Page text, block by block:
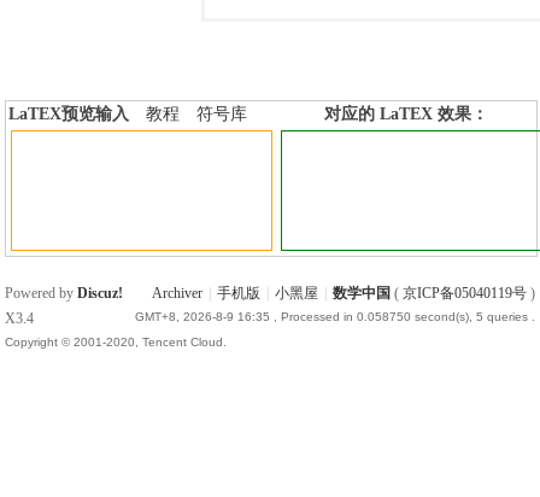
LaTEX预览输入 教程
符号库
对应的 LaTEX 效果：
Archiver 手机版 小黑屋 数学中国 ( 京ICP备05040119号)
GMT+8, 2026-8-9 16:35 , Processed in 0.058750 second(s), 5 queries .
Powered byDiscuz!
X3.4
Copyright © 2001-2020, Tencent Cloud.